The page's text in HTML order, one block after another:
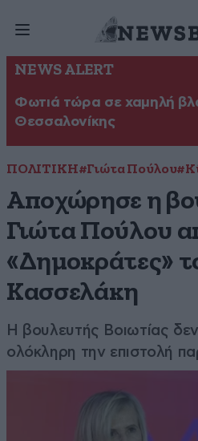
NEWS ALERT
Φωτιά τώρα σε χαμηλή
Θεσσαλονίκης
ΠΟΛΙΤΙΚΗ#Γιώτα Πούλου
Αποχώρησε η
Γιώτα Πούλου
«Δημοκράτες»
Κασσελάκη
Η βουλευτής Βοιωτίας
ολόκληρη την επιστολή